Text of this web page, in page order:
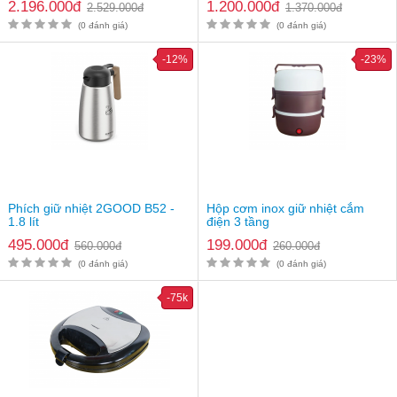
Nồi chiên không dầu Casamom dễ dàng thao tác sử dụng
Hướng dẫn sử dụng nồi chiên không dầu Casamom
Bước 1: Sơ chế thực phẩm cần chiên, rán.
2.196.000đ 2.529.000đ
(0 đánh giá)
1.200.000đ 1.370.000đ
(0 đánh giá)
Phích giữ nhiệt 2GOOD B52 -
1.8 lít
495.000đ 560.000đ
-12%
(0 đánh giá)
Hộp cơm inox giữ nhiệt cắm
điện 3 tầng
199.000đ 260.000đ
-23%
(0 đánh giá)
-75k